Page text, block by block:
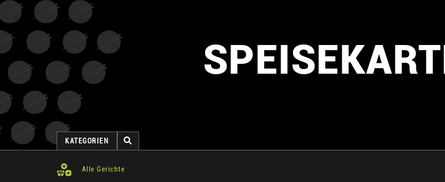
KATEGORIEN
Alle Gerichte